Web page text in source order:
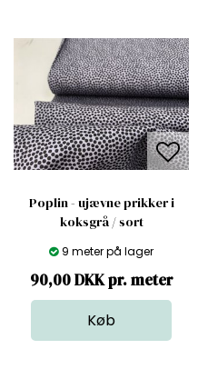
Poplin - ujævne prikker i
koksgrå / sort
9 meter på lager
90,00 DKK pr. meter